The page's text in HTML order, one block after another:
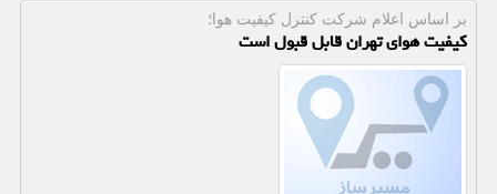
بر اساس اعلام شركت كنترل كیفیت هوا؛
کیفیت هوای تهران قابل قبول است